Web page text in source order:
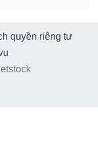
quyền riêng tư